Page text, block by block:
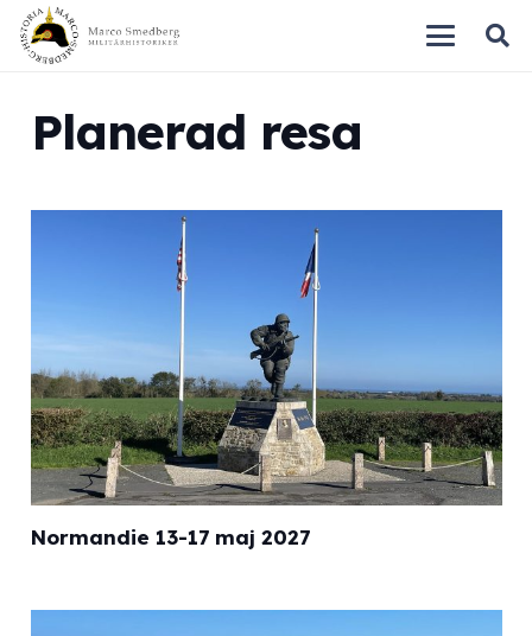
Planerad resa
Normandie 13-17 maj 2027